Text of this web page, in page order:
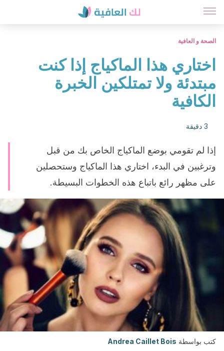
الصحة و العافية
اختاري هذا الماكياج إذا كنت
مبتدئة ولا تمتلكين الخبرة
الكافية
3 دقيقة
إذا لم تقومي بوضع الماكياج الخاص بك من قبل
وترغبين في البدء، اختاري هذا الماكياج وستحصلين
على مظهر رائع باتباع هذه الخطوات البسيطة.
كتب بواسطة Andrea Caillet Bois